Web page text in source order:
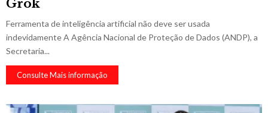
Grok
Ferramenta de inteligência artificial não deve ser usada
indevidamente A Agência Nacional de Proteção de Dados (ANDP), a
Secretaria...
Consulte Mais informação